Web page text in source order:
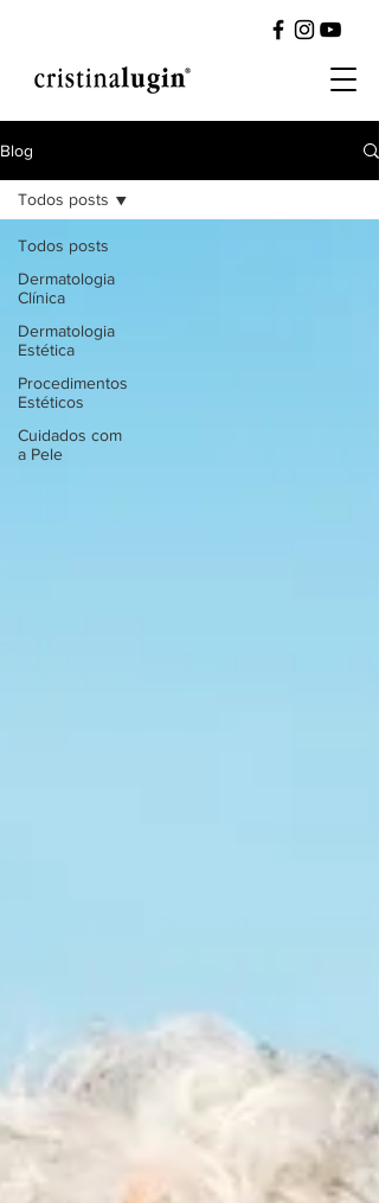
Blog
Todos posts
Dermatologia
Clínica
Dermatologia
Estética
Procedimentos
Estéticos
Cuidados com
a Pele
Todos posts